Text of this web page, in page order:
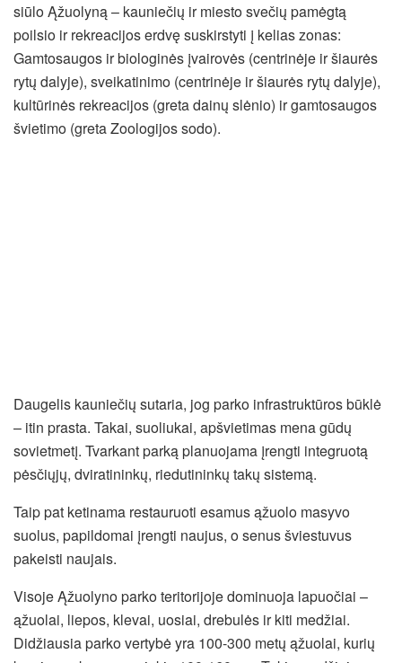
siūlo Ąžuolyną – kauniečių ir miesto svečių pamėgtą
poilsio ir rekreacijos erdvę suskirstyti į kelias zonas:
Gamtosaugos ir biologinės įvairovės (centrinėje ir šiaurės
rytų dalyje), sveikatinimo (centrinėje ir šiaurės rytų dalyje),
kultūrinės rekreacijos (greta dainų slėnio) ir gamtosaugos
švietimo (greta Zoologijos sodo).
Daugelis kauniečių sutaria, jog parko infrastruktūros būklė
– itin prasta. Takai, suoliukai, apšvietimas mena gūdų
sovietmetį. Tvarkant parką planuojama įrengti integruotą
pėsčiųjų, dviratininkų, riedutininkų takų sistemą.
Taip pat ketinama restauruoti esamus ąžuolo masyvo
suolus, papildomai įrengti naujus, o senus šviestuvus
pakeisti naujais.
Visoje Ąžuolyno parko teritorijoje dominuoja lapuočiai –
ąžuolai, liepos, klevai, uosiai, drebulės ir kiti medžiai.
Didžiausia parko vertybė yra 100-300 metų ąžuolai, kurių